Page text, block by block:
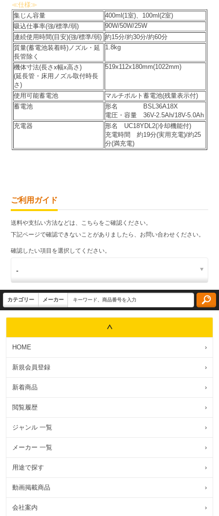
≪仕様≫
集じん容量
400ml(1室)、100ml(2室)
吸込仕事率(強/標準/弱)
90W/50W/25W
連続使用時間(目安)(強/標準/弱) 約15分/約30分/約60分
質量(蓄電池装着時)ノズル・延
長管除く
1.8kg
機体寸法(長さx幅x高さ)
(延長管・床用ノズル取付時長
さ)
519x112x180mm(1022mm)
使用可能蓄電池
マルチボルト蓄電池(残量表示付)
蓄電池
形名 BSL36A18X
電圧・容量 36V-2.5Ah/18V-5.0Ah
充電器
形名 UC18YDL2(冷却機能付)
充電時間 約19分(実用充電)/約25
分(満充電)
ご利用ガイド
送料や支払い方法などは、こちらをご確認ください。
下記ページで確認できないことがありましたら、お問い合わせください。
確認したい項目を選択してください。
HOME ›
新規会員登録 ›
新着商品 ›
閲覧履歴 ›
ジャンル 一覧 ›
メーカー 一覧 ›
用途で探す ›
動画掲載商品 ›
会社案内 ›